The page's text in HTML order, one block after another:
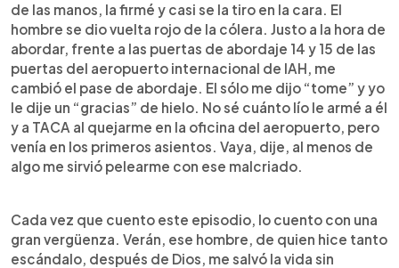
de las manos, la firmé y casi se la tiro en la cara. El
hombre se dio vuelta rojo de la cólera. Justo a la hora de
abordar, frente a las puertas de abordaje 14 y 15 de las
puertas del aeropuerto internacional de IAH, me
cambió el pase de abordaje. El sólo me dijo “tome” y yo
le dije un “gracias” de hielo. No sé cuánto lío le armé a él
y a TACA al quejarme en la oficina del aeropuerto, pero
venía en los primeros asientos. Vaya, dije, al menos de
algo me sirvió pelearme con ese malcriado.
Cada vez que cuento este episodio, lo cuento con una
gran vergüenza. Verán, ese hombre, de quien hice tanto
escándalo, después de Dios, me salvó la vida sin